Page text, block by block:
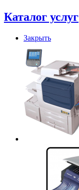
Каталог услуг
Закрыть